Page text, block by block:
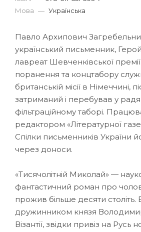
Мова — Українська
Павло Архипович
український письменник,
лавреат Шевченківської
поранення та концтабору
британській місії в Німеччині,
затриманий і перебував у
фільтраційному таборі.
редактором «Літературної
Спілки письменників України
через доноси.
«Тисячолітній Миколай» —
фантастичний роман про
прожив більше десяти століть.
дружинником князя
Візантії, звідки привіз на Русь